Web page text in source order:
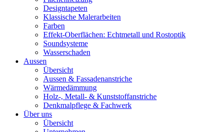
Designtapeten
Klassische Malerarbeiten
Farben
Effekt-Oberflächen: Echtmetall und Rostoptik
Soundsysteme
Wasserschaden
Aussen
Übersicht
Aussen & Fassadenanstriche
Wärmedämmung
Holz-, Metall- & Kunststoffanstriche
Denkmalpflege & Fachwerk
Über uns
Übersicht